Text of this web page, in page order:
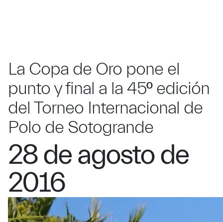
La Copa de Oro pone el
punto y final a la 45º edición
del Torneo Internacional de
Polo de Sotogrande
28 de agosto de
2016